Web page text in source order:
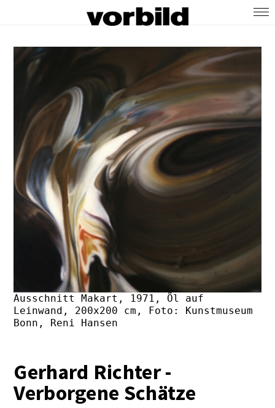
Ausschnitt Makart, 1971, Öl auf
Leinwand, 200x200 cm, Foto: Kunstmuseum
Bonn, Reni Hansen
Gerhard Richter -
Verborgene Schätze